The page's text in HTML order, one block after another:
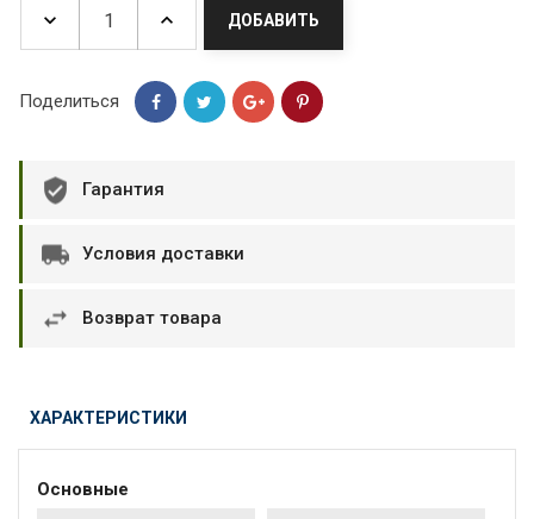
ДОБАВИТЬ
Поделиться
Гарантия
Условия доставки
Возврат товара
ХАРАКТЕРИСТИКИ
Основные